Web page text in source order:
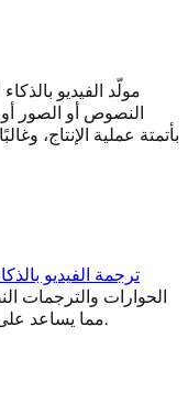
مولّد الفيديو
النصوص أو الصور
بأتمتة عملية الإنتاج،
ترجمة الفيديو
الحوارات والترجمات
مما يساعد على جعل محتوى الفيديو متاحًا لجمهور عالمي.